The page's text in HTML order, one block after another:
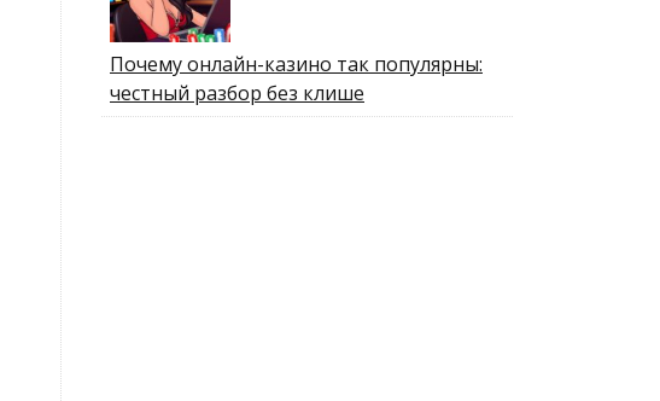
Почему онлайн-казино так популярны:
честный разбор без клише